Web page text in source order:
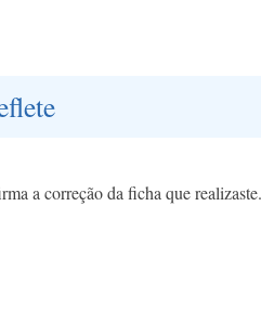
a correção da ficha que realizaste.